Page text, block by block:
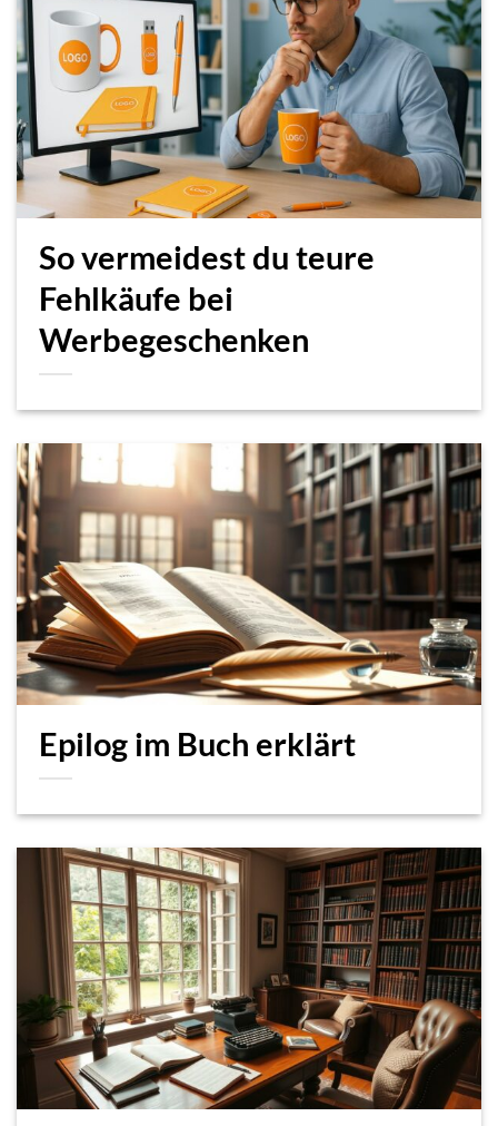
So vermeidest du teure
Fehlkäufe bei
Werbegeschenken
Epilog im Buch erklärt